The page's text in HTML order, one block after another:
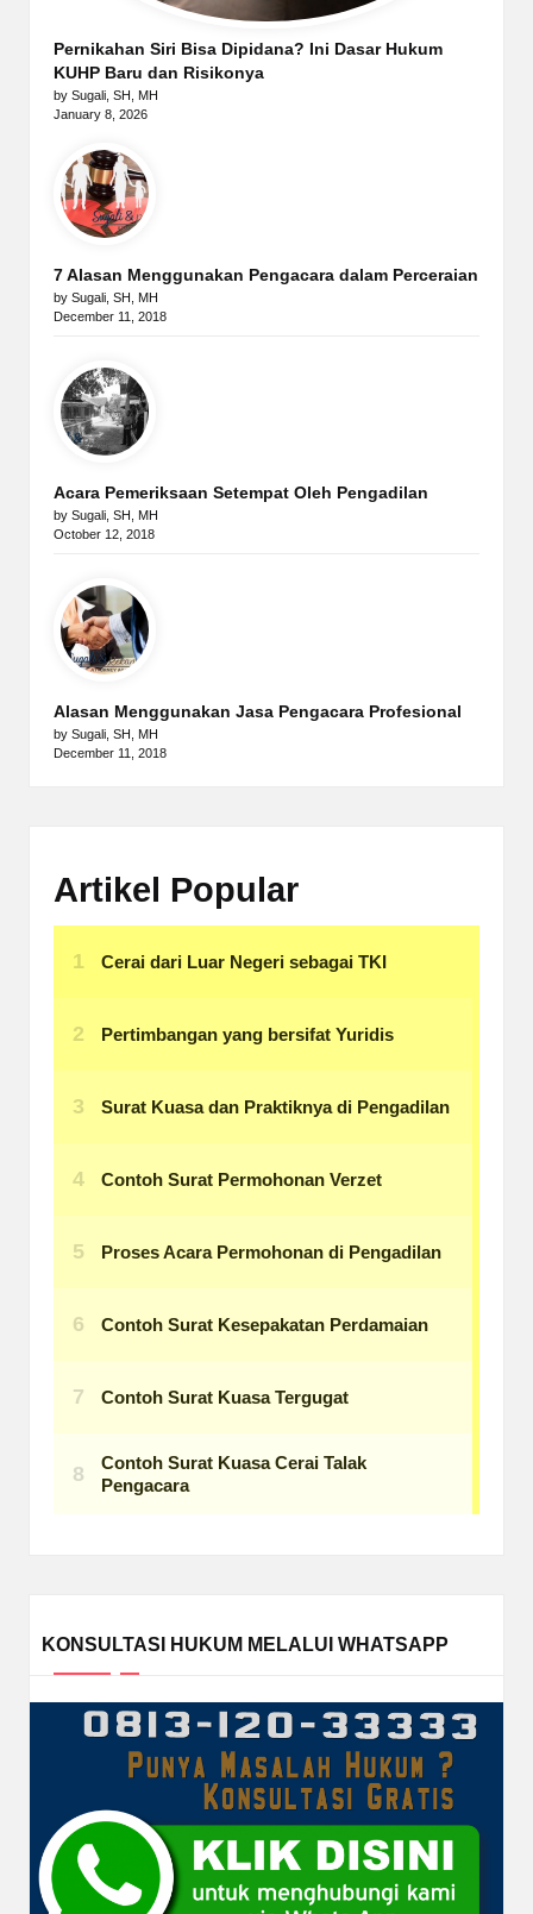
Pernikahan Siri Bisa Dipidana? Ini Dasar Hukum
KUHP Baru dan Risikonya
by Sugali, SH, MH
January 8, 2026
7 Alasan Menggunakan Pengacara dalam Perceraian
by Sugali, SH, MH
December 11, 2018
Acara Pemeriksaan Setempat Oleh Pengadilan
by Sugali, SH, MH
October 12, 2018
Alasan Menggunakan Jasa Pengacara Profesional
by Sugali, SH, MH
December 11, 2018
Artikel Popular
KONSULTASI HUKUM MELALUI WHATSAPP